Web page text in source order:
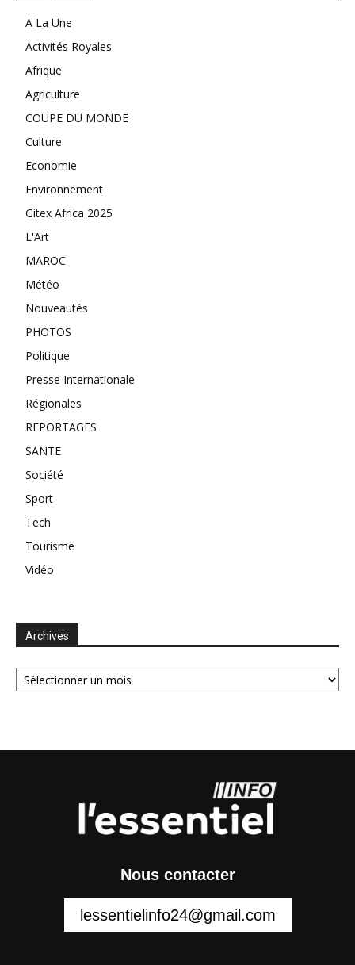
A La Une
Activités Royales
Afrique
Agriculture
COUPE DU MONDE
Culture
Economie
Environnement
Gitex Africa 2025
L'Art
MAROC
Météo
Nouveautés
PHOTOS
Politique
Presse Internationale
Régionales
REPORTAGES
SANTE
Société
Sport
Tech
Tourisme
Vidéo
Archives
Archives
Nous contacter
lessentielinfo24@gmail.com